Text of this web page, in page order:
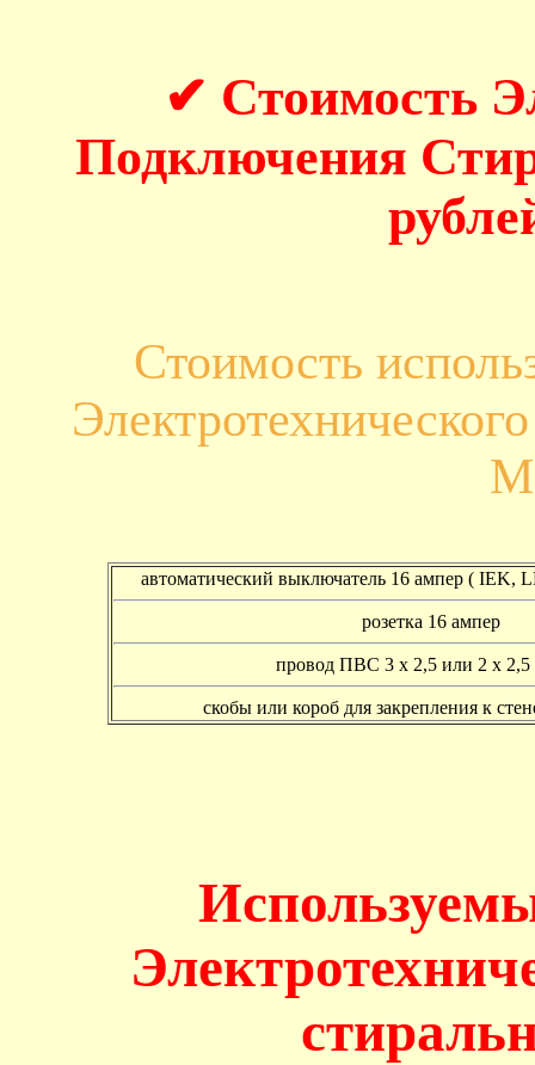
✔ Стоимость
Подключения
Стоимость
автоматический выключатель 16 ампер (
розетка 16 ампер
провод ПВС 3 х 2,5 или 2 х 2,5
скобы или короб для закрепления к